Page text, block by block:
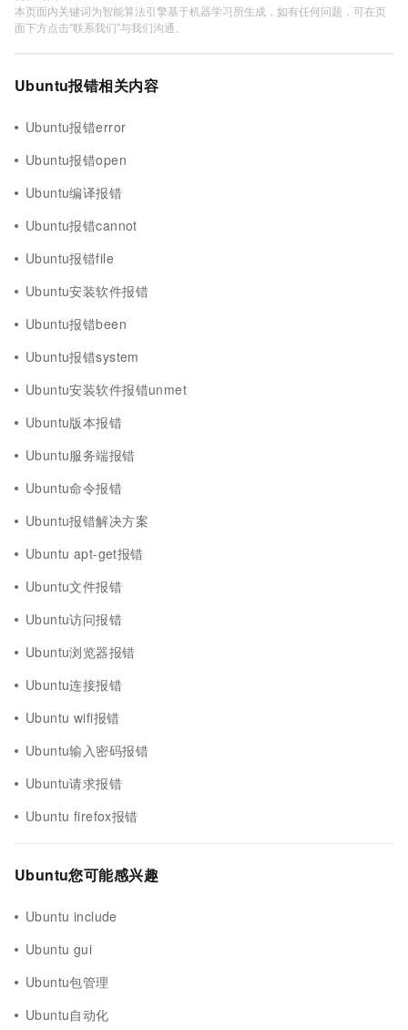
本页面内关键词为智能算法引擎基于机器学习所生成，如有任何问题，可在页
面下方点击"联系我们"与我们沟通。
Ubuntu报错相关内容
Ubuntu报错error
Ubuntu报错open
Ubuntu编译报错
Ubuntu报错cannot
Ubuntu报错file
Ubuntu安装软件报错
Ubuntu报错been
Ubuntu报错system
Ubuntu安装软件报错unmet
Ubuntu版本报错
Ubuntu服务端报错
Ubuntu命令报错
Ubuntu报错解决方案
Ubuntu apt-get报错
Ubuntu文件报错
Ubuntu访问报错
Ubuntu浏览器报错
Ubuntu连接报错
Ubuntu wifi报错
Ubuntu输入密码报错
Ubuntu请求报错
Ubuntu firefox报错
Ubuntu您可能感兴趣
Ubuntu include
Ubuntu gui
Ubuntu包管理
Ubuntu自动化